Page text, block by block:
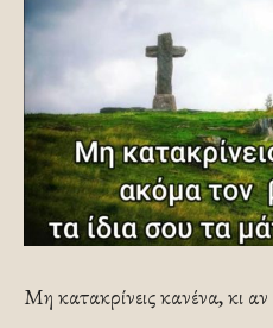
Μη κατακρίνεις κανένα, κι